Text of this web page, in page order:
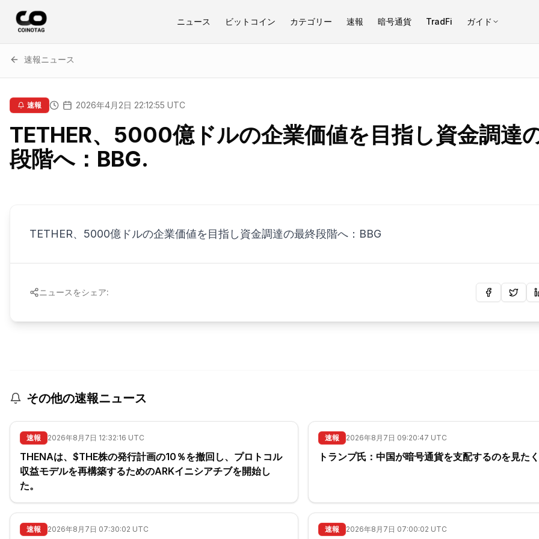
ニュース ビットコイン カテゴリー 速報 暗号通貨 TradFi ガイド
速報ニュース
速報 2026年4月2日 22:12:55 UTC
TETHER、5000億ドルの企業価値を目指し資金調達
段階へ：BBG.
TETHER、5000億ドルの企業価値を目指し資金調達の最終段階へ：BBG
ニュースをシェア:
その他の速報ニュース
速報 2026年8月7日 12:32:16 UTC
THENAは、$THE株の発行計画の10％を撤回し、プロトコル
収益モデルを再構築するためのARKイニシアチブを開始し
た。
速報 2026年8月7日 09:20:47 UTC
トランプ氏：中国が暗号通貨を支配するのを見た
速報 2026年8月7日 07:30:02 UTC 速報 2026年8月7日 07:00:02 UTC